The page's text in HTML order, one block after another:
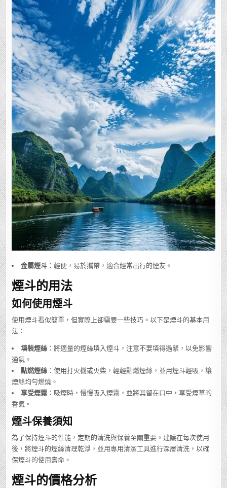
金屬煙斗 ：輕便，易於攜帶，適合經常出行的煙友。
煙斗的用法
如何使用煙斗
使用煙斗看似簡單，但實際上卻需要一些技巧。以下是煙斗的基本用
法：
填裝煙絲 ：將適量的煙絲填入煙斗，注意不要填得過緊，以免影響
通氣。
點燃煙絲 ：使用打火機或火柴，輕輕點燃煙絲，並用煙斗輕吸，讓
煙絲均勻燃燒。
享受煙霧 ：吸煙時，慢慢吸入煙霧，並將其留在口中，享受煙草的
香氣。
煙斗保養須知
為了保持煙斗的性能，定期的清洗與保養至關重要。建議在每次使用
後，將煙斗的煙絲清理乾淨，並用專用清潔工具進行深層清洗，以確
保煙斗的使用壽命。
煙斗的價格分析